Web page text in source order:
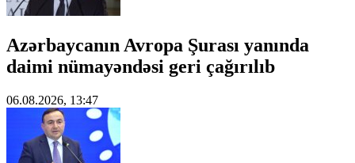
Azərbaycanın Avropa Şurası yanında
daimi nümayəndəsi geri çağırılıb
06.08.2026, 13:47